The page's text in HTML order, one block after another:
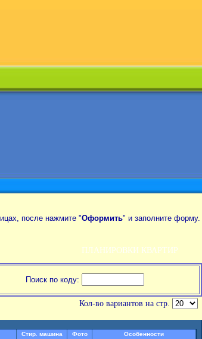
после нажмите "Оформить" и заполните форму.
ПЛАНИРОВКИ КВАРТИР
Поиск по коду:
Кол-во вариантов на стр.
Стир. машина Фото
Особенности